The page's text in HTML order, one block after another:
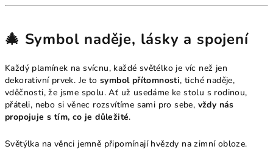
🎄 Symbol naděje, lásky a spojení
Každý plamínek na svícnu, každé světélko je víc než jen
dekorativní prvek. Je to symbol přítomnosti, tiché naděje,
vděčnosti, že jsme spolu. Ať už usedáme ke stolu s rodinou,
přáteli, nebo si věnec rozsvítíme sami pro sebe, vždy nás
propojuje s tím, co je důležité.
Světýlka na věnci jemně připomínají hvězdy na zimní obloze.